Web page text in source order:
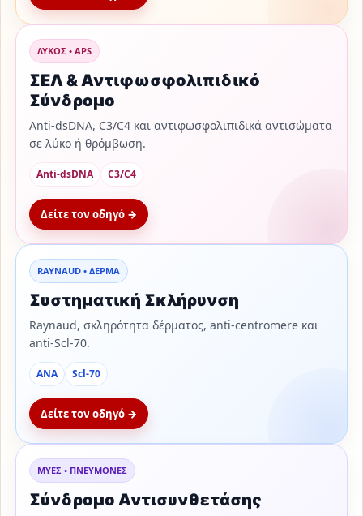
ΛΥΚΟΣ • APS
ΣΕΛ & Αντιφωσφολιπιδικό
Σύνδρομο
Anti-dsDNA, C3/C4 και αντιφωσφολιπιδικά αντισώματα
σε λύκο ή θρόμβωση.
Anti-dsDNA C3/C4
Δείτε τον οδηγό →
RAYNAUD • ΔΕΡΜΑ
Συστηματική Σκλήρυνση
Raynaud, σκληρότητα δέρματος, anti-centromere και
anti-Scl-70.
ANA Scl-70
Δείτε τον οδηγό →
ΜΥΕΣ • ΠΝΕΥΜΟΝΕΣ
Σύνδρομο Αντισυνθετάσης